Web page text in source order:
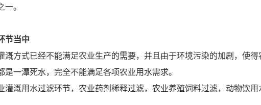
。
节当中
方式已经不能满足农业生产的需要，并且由于环境污染的加剧，使得
一潭死水，完全不能满足各项农业用水需求。
溉用水过滤环节，农业药剂稀释过滤，农业养殖饲料过滤，动物饮